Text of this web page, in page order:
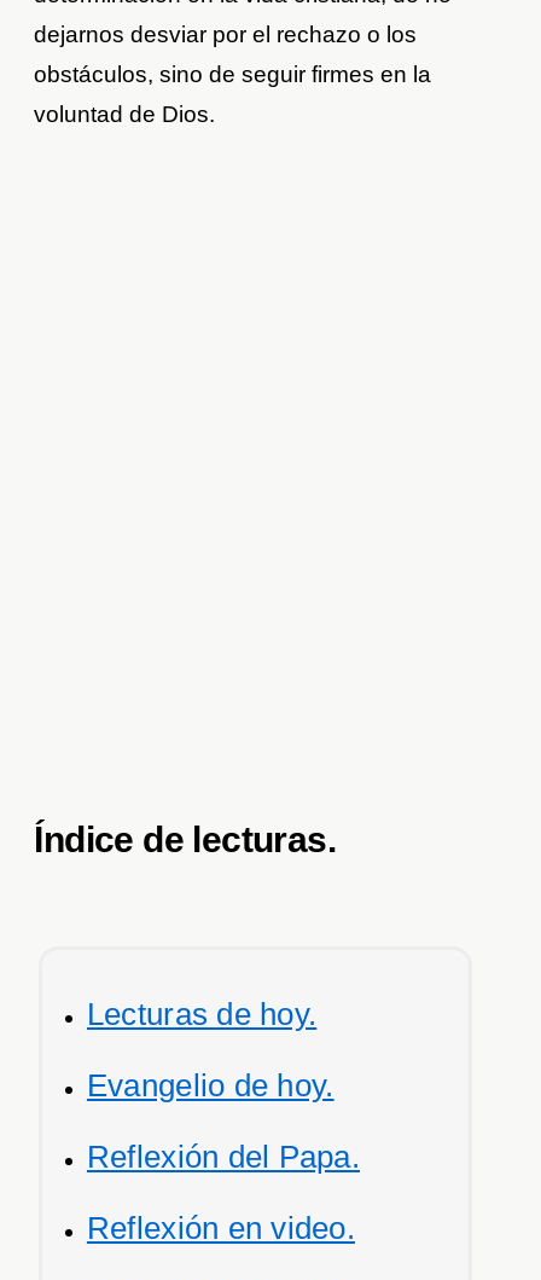
dejarnos desviar por el rechazo o los
obstáculos, sino de seguir firmes en la
voluntad de Dios.
Índice de lecturas.
Lecturas de hoy.
Evangelio de hoy.
Reflexión del Papa.
Reflexión en video.